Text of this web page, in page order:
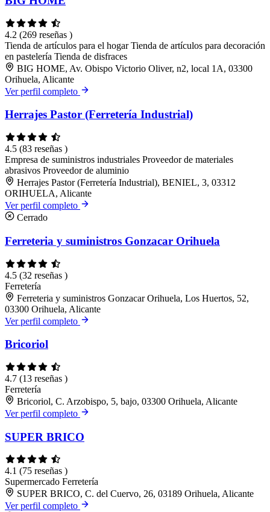
4.2 (269 reseñas )
Tienda de artículos para el hogarTienda de artículos para decoración
en pastelería Tienda de disfraces
BIG HOME, Av. Obispo Victorio Oliver, n2, local 1A, 03300
Orihuela, Alicante
Ver perfil completo
Herrajes Pastor (Ferretería Industrial)
4.5 (83 reseñas )
Empresa de suministros industriales Proveedor de materiales
abrasivos Proveedor de aluminio
Herrajes Pastor (Ferretería Industrial), BENIEL, 3, 03312
ORIHUELA, Alicante
Ver perfil completo
Cerrado
Ferreteria y suministros Gonzacar Orihuela
4.5 (32 reseñas )
Ferretería
Ferreteria y suministros Gonzacar Orihuela, Los Huertos, 52,
03300 Orihuela, Alicante
Ver perfil completo
Bricoriol
4.7 (13 reseñas )
Ferretería
Bricoriol, C. Arzobispo, 5, bajo, 03300 Orihuela, Alicante
Ver perfil completo
SUPER BRICO
4.1 (75 reseñas )
Supermercado Ferretería
SUPER BRICO, C. del Cuervo, 26, 03189 Orihuela, Alicante
Ver perfil completo